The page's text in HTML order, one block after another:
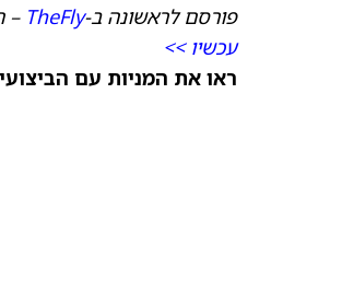
פורסם לראשונה ב-TheFly
–
עכשיו >>
ראו את המניות עם